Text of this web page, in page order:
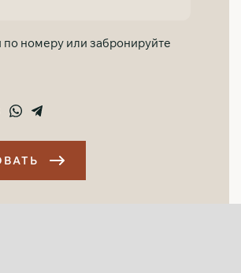
по номеру или забронируйте
ВАТ Ь